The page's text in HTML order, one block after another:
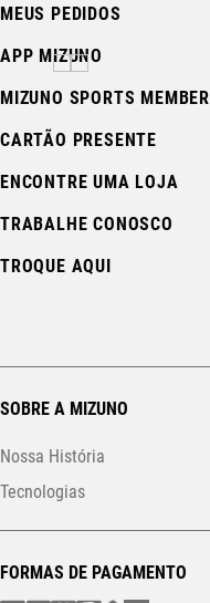
MEUS PEDIDOS
APP MIZUNO
MIZUNO SPORTS MEMBER
CARTÃO PRESENTE
ENCONTRE UMA LOJA
TRABALHE CONOSCO
TROQUE AQUI
SOBRE A MIZUNO
Nossa História
Tecnologias
FORMAS DE PAGAMENTO